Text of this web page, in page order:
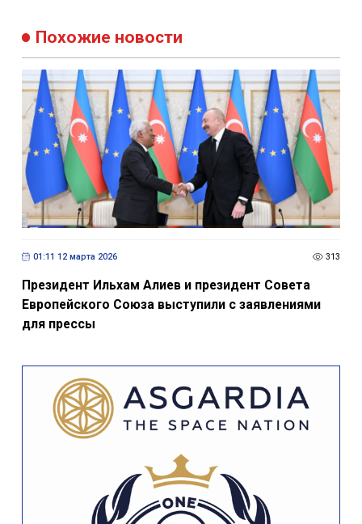
Похожие новости
01:11 12 марта 2026 313
Президент Ильхам Алиев и президент Совета
Европейского Союза выступили с заявлениями
для прессы